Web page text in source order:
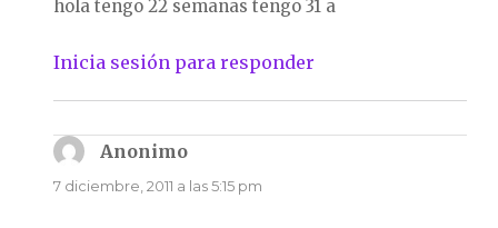
hola tengo 22 semanas tengo 31 a
Inicia sesión para responder
Anonimodice:
7 diciembre, 2011 a las 5:15 pm